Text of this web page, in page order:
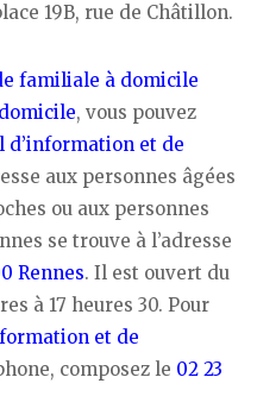
19B, rue de Châtillon.
familiale à domicile
, vous pouvez
d’information et de
aux personnes âgées
ou aux personnes
se trouve à l’adresse
Rennes. Il est ouvert du
à 17 heures 30. Pour
et de
composez le 02 23